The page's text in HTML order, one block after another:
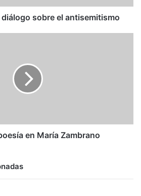
sobre el antisemitismo
en María Zambrano